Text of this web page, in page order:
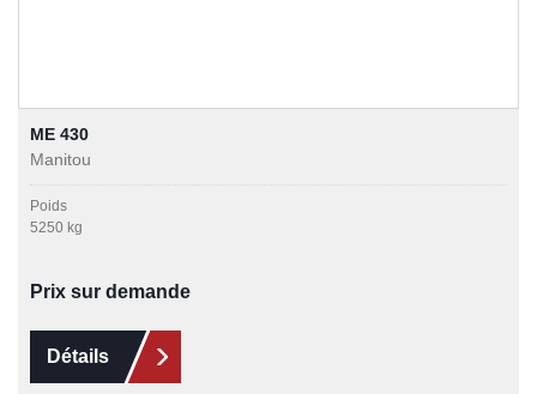
ME 430
Manitou
Poids
5250 kg
Prix sur demande
Détails